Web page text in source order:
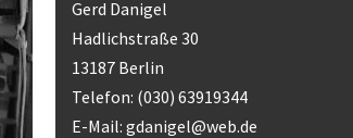
Gerd Danigel
Hadlichstraße 30
13187 Berlin
Telefon: (030) 63919344
E-Mail: gdanigel@web.de